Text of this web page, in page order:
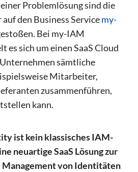
Problemlösung sind die
den Business Servicemy-
Bei my-IAM
es sich um einen SaaS Cloud
sämtliche
Mitarbeiter,
zusammenführen,
kann.
ist kein klassisches IAM-
neuartige SaaS Lösung zur
von Identitäten